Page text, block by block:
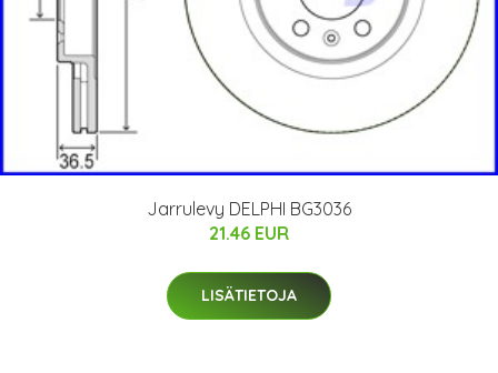
Jarrulevy DELPHI BG3036
21.46 EUR
LISÄTIETOJA